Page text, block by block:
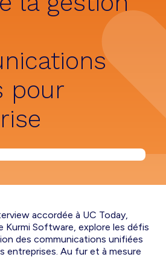
pour
accordée à UC Today,
Kurmi Software, explore les défis
des communications unifiées
entreprises. Au fur et à mesure